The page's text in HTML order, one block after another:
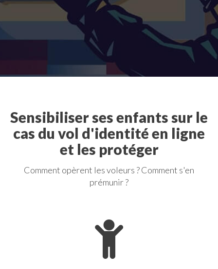
Sensibiliser ses enfants sur le
cas du vol d'identité en ligne
et les protéger
Comment opèrent les voleurs ? Comment s'en
prémunir ?